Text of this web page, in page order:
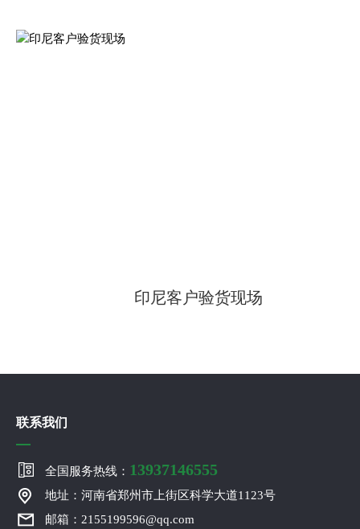
印尼客户验货现场
联系我们
全国服务热线： 13937146555
地址：河南省郑州市上街区科学大道1123号
邮箱：2155199596@qq.com